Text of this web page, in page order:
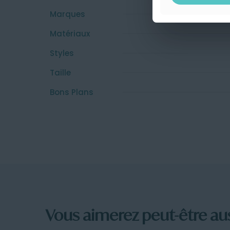
Marques
Matériaux
Styles
Taille
Bons Plans
Vous aimerez peut-être